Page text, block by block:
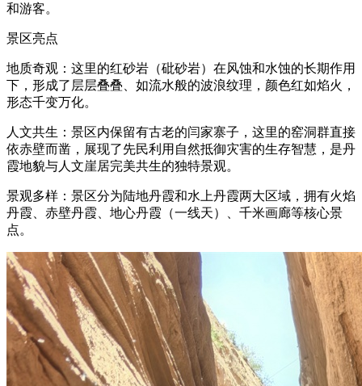
和游客。
景区亮点
地质奇观：这里的红砂岩（砒砂岩）在风蚀和水蚀的长期作用
下，形成了层层叠叠、如流水般的波浪纹理，颜色红如焰火，
形态千变万化。
人文共生：景区内保留有古老的闫家寨子，这里的窑洞群直接
依赤壁而凿，展现了先民利用自然抵御灾害的生存智慧，是丹
霞地貌与人文崖居完美共生的独特景观。
景观多样：景区分为陆地丹霞和水上丹霞两大区域，拥有火焰
丹霞、赤壁丹霞、地心丹霞（一线天）、千米画廊等核心景
点。